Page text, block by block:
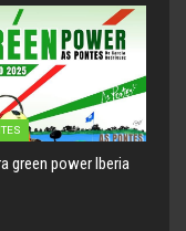
green power Iberia